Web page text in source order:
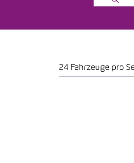
24 Fahrzeuge pro